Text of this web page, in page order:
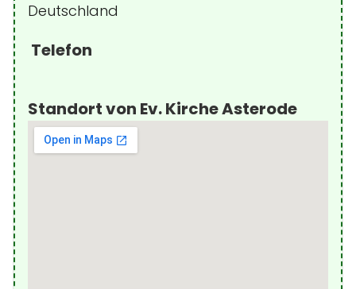
Deutschland
Telefon
Standort von Ev. Kirche Asterode